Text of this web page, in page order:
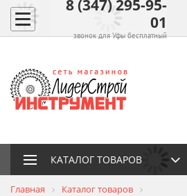
8 (347) 295-95-
01
звонок для Уфы бесплатный
КАТАЛОГ ТОВАРОВ
Главная
Каталог товаров